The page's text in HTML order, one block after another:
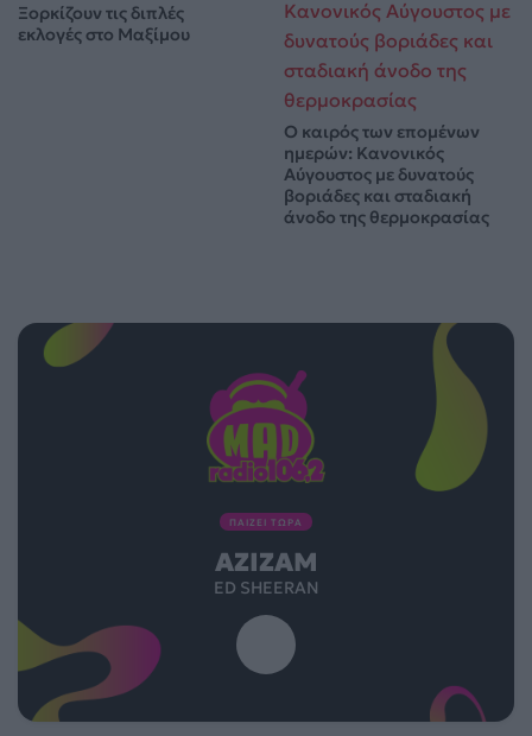
Ξορκίζουν τις διπλές
εκλογές στο Μαξίμου
Ο καιρός των επομένων
ημερών: Κανονικός
Αύγουστος με δυνατούς
βοριάδες και σταδιακή
άνοδο της θερμοκρασίας
ΠΑΙΖΕΙ ΤΩΡΑ
AZIZAM
ED SHEERAN